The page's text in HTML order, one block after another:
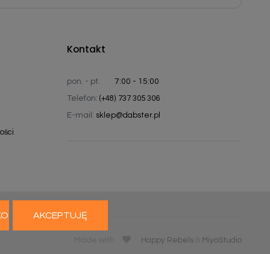
AKCEPTUJĘ
Kontakt
pon. - pt.
7:00 - 15:00
Telefon: (+48) 737 305 306
E-mail: sklep@dabster.pl
Happy Rebels MiyoStudio